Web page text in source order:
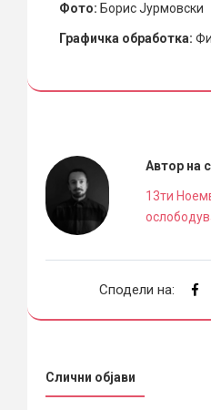
Фото: Борис Јурмовски
Графичка обработка:
Автор на
13ти
Сподели на:
Слични објави